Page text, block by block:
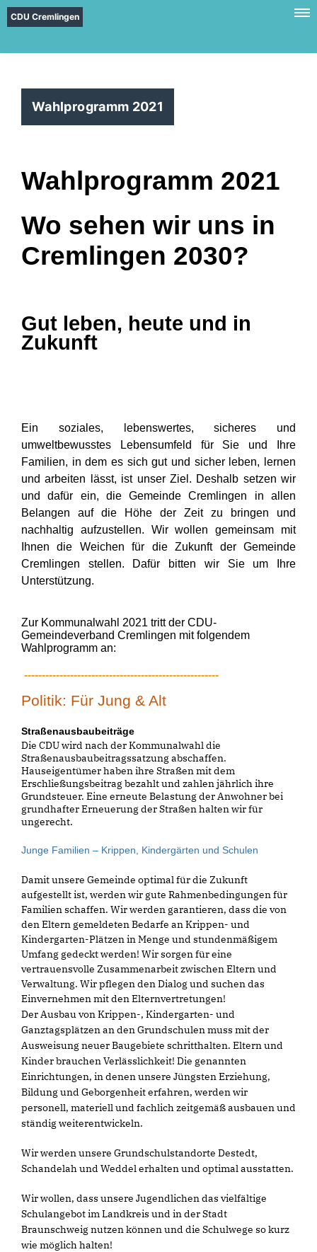
CDU Cremlingen
Wahlprogramm 2021
Wahlprogramm 2021
Wo sehen wir uns in
Cremlingen 2030?
Gut leben, heute und in
Zukunft
Ein soziales, lebenswertes, sicheres und
umweltbewusstes Lebensumfeld für Sie und Ihre
Familien, in dem es sich gut und sicher leben, lernen
und arbeiten lässt, ist unser Ziel. Deshalb setzen wir
und dafür ein, die Gemeinde Cremlingen in allen
Belangen auf die Höhe der Zeit zu bringen und
nachhaltig aufzustellen. Wir wollen gemeinsam mit
Ihnen die Weichen für die Zukunft der Gemeinde
Cremlingen stellen. Dafür bitten wir Sie um Ihre
Unterstützung.
Zur Kommunalwahl 2021 tritt der CDU-
Gemeindeverband Cremlingen mit folgendem
Wahlprogramm an:
-------------------------------------------------------
Politik: Für Jung & Alt
Straßenausbaubeiträge
Die CDU wird nach der Kommunalwahl die
Straßenausbaubeitragssatzung abschaffen.
Hauseigentümer haben ihre Straßen mit dem
Erschließungsbeitrag bezahlt und zahlen jährlich ihre
Grundsteuer. Eine erneute Belastung der Anwohner bei
grundhafter Erneuerung der Straßen halten wir für
ungerecht.
Junge Familien – Krippen, Kindergärten und Schulen
Damit unsere Gemeinde optimal für die Zukunft
aufgestellt ist, werden wir gute Rahmenbedingungen für
Familien schaffen. Wir werden garantieren, dass die von
den Eltern gemeldeten Bedarfe an Krippen- und
Kindergarten-Plätzen in Menge und stundenmäßigem
Umfang gedeckt werden! Wir sorgen für eine
vertrauensvolle Zusammenarbeit zwischen Eltern und
Verwaltung. Wir pflegen den Dialog und suchen das
Einvernehmen mit den Elternvertretungen!
Der Ausbau von Krippen-, Kindergarten- und
Ganztagsplätzen an den Grundschulen muss mit der
Ausweisung neuer Baugebiete schritthalten. Eltern und
Kinder brauchen Verlässlichkeit! Die genannten
Einrichtungen, in denen unsere Jüngsten Erziehung,
Bildung und Geborgenheit erfahren, werden wir
personell, materiell und fachlich zeitgemäß ausbauen und
ständig weiterentwickeln.
Wir werden unsere Grundschulstandorte Destedt,
Schandelah und Weddel erhalten und optimal ausstatten.
Wir wollen, dass unsere Jugendlichen das vielfältige
Schulangebot im Landkreis und in der Stadt
Braunschweig nutzen können und die Schulwege so kurz
wie möglich halten!